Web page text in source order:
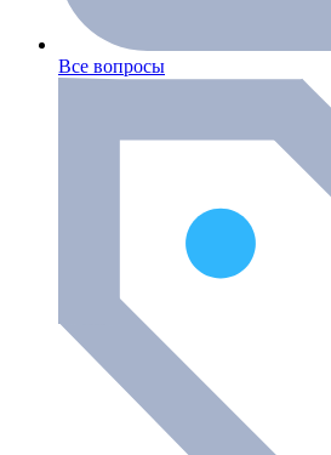
Все вопросы